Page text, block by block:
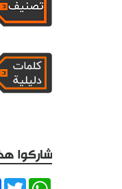
شاركوا
Twitter
WhatsApp